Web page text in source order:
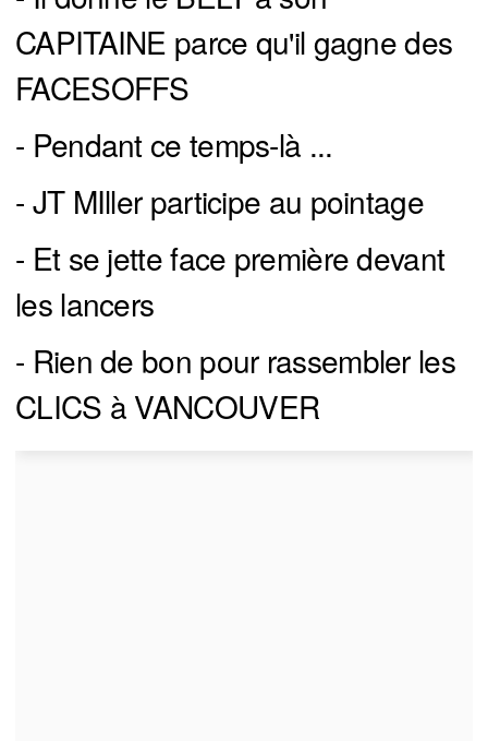
CAPITAINE parce qu'il gagne des
FACESOFFS
- Pendant ce temps-là ...
- JT MIller participe au pointage
- Et se jette face première devant
les lancers
- Rien de bon pour rassembler les
CLICS à VANCOUVER